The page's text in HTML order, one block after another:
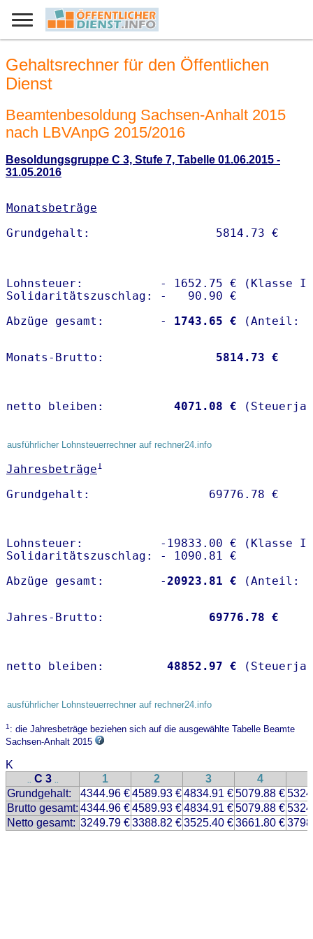
Gehaltsrechner für den Öffentlichen
Dienst
Beamtenbesoldung Sachsen-Anhalt 2015
nach LBVAnpG 2015/2016
Besoldungsgruppe C 3, Stufe 7, Tabelle 01.06.2015 -
31.05.2016
Monatsbeträge
Lohnsteuer:           - 1652.75 € (Klasse I)
Solidaritätszuschlag: -   90.90 €
Abzüge gesamt:        -
1743.65 €
Monats-Brutto: 5814.73 €
netto bleiben: 4071.08 €
ausführlicher Lohnsteuerrechner auf rechner24.info
Jahresbeträge1
Lohnsteuer:           -19833.00 € (Klasse I)
Solidaritätszuschlag: - 1090.81 €
Abzüge gesamt:        -20923.81 €
Jahres-Brutto: 69776.78 €
netto bleiben: 48852.97 €
ausführlicher Lohnsteuerrechner auf rechner24.info
1: die Jahresbeträge beziehen sich auf die ausgewählte Tabelle Beamte
Sachsen-Anhalt 2015
K
.. C 3 .. 1 2 3 4
Grundgehalt:
4344.96 €4589.93 €4834.91 €5079.88 €
Brutto gesamt: 4344.96 €4589.93 €4834.91 €5079.88 €
Netto gesamt: 3249.79 €3388.82 €3525.40 €3661.80 €